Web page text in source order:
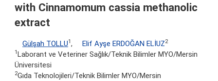
with Cinnamomum cassia methanolic
extract
Gülşah TOLLU1 , Elif Ayşe ERDOĞAN ELİUZ2
1 Laborant ve Veteriner Sağlık/Teknik Bilimler MYO/Mersin
Üniversitesi
2Gıda Teknolojileri/Teknik Bilimler MYO/Mersin